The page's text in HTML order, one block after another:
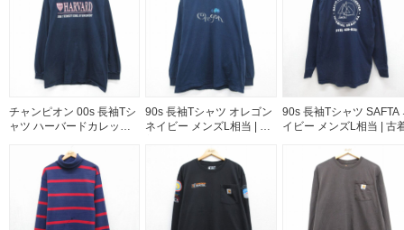
チャンピオン 00s 長袖Tシ
ャツ ハーバードカレッジ
90s 長袖Tシャツ オレゴン
ネイビー メンズL相当 | 古
90s 長袖Tシャツ SAFTA
イビー メンズL相当 | 古